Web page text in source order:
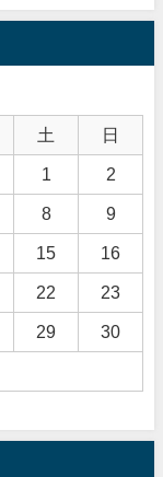
土 日
1 2
8 9
15 16
22 23
29 30